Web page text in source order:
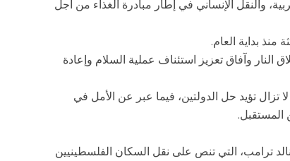
والنقل الإنساني في إطار مبادرة الغذاء من أجل
منذ بداية العام.
النار وآفاق تعزيز استئناف عملية السلام وإعادة
تؤيد حل الدولتين، فيما عبر عن الأمل في
ترامب، التي تنص على نقل السكان الفلسطينيين